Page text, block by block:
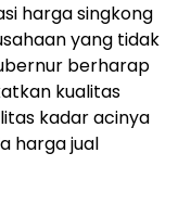
harga singkong
yang tidak
berharap
kualitas
kadar acinya
harga jual